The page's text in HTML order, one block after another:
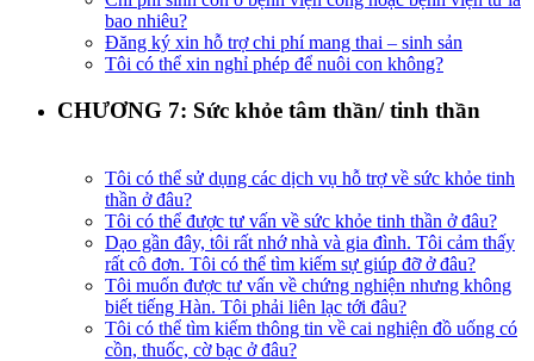
bao nhiêu?
Đăng ký xin hỗ trợ chi phí mang thai – sinh sản
Tôi có thể xin nghỉ phép để nuôi con không?
CHƯƠNG 7: Sức khỏe tâm thần/ tinh thần
Tôi có thể sử dụng các dịch vụ hỗ trợ về sức khỏe tinh
thần ở đâu?
Tôi có thể được tư vấn về sức khỏe tinh thần ở đâu?
Dạo gần đây, tôi rất nhớ nhà và gia đình. Tôi cảm thấy
rất cô đơn. Tôi có thể tìm kiếm sự giúp đỡ ở đâu?
Tôi muốn được tư vấn về chứng nghiện nhưng không
biết tiếng Hàn. Tôi phải liên lạc tới đâu?
Tôi có thể tìm kiếm thông tin về cai nghiện đồ uống có
cồn, thuốc, cờ bạc ở đâu?